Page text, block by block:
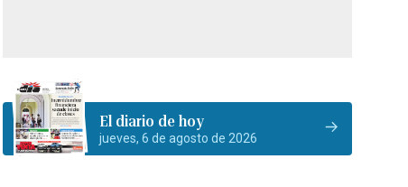
El diario de hoy
jueves, 6 de agosto de 2026